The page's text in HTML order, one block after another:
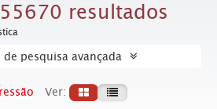
resultados
de pesquisa avançada
Ver: